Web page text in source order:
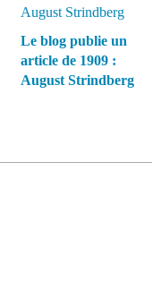
Le blog publie un
article de 1909 :
August Strindberg